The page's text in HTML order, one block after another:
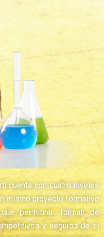
cuenta con cuatro niveles
mismo proyecto formativo
permitirán forman de
y seguros de sí